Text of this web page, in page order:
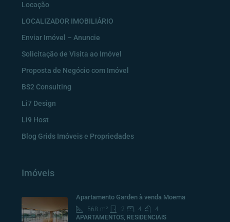
Locação
LOCALIZADOR IMOBILIÁRIO
Enviar Imóvel – Anuncie
Solicitação de Visita ao Imóvel
Proposta de Negócio com Imóvel
BS2 Consulting
Li7 Design
Li9 Host
Blog Grids Imóveis e Propriedades
Imóveis
Apartamento Garden à venda Moema
568 m² 2 4
4
APARTAMENTOS, RESIDENCIAIS